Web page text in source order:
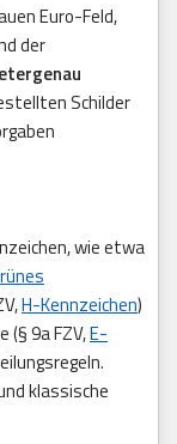
Euro-Feld,
der
Schilder
wie etwa
H-Kennzeichen)
(§ 9a FZV,E-
klassische